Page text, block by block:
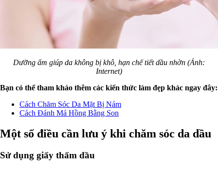
Dưỡng ẩm giúp da không bị khô, hạn chế tiết dầu nhờn (Ảnh:
Internet)
Bạn có thể tham khảo thêm các kiến thức làm đẹp khác ngay đây:
Cách Chăm Sóc Da Mặt Bị Nám
Cách Đánh Má Hồng Bằng Son
Một số điều cần lưu ý khi chăm sóc da dầu
Sử dụng giấy thấm dầu